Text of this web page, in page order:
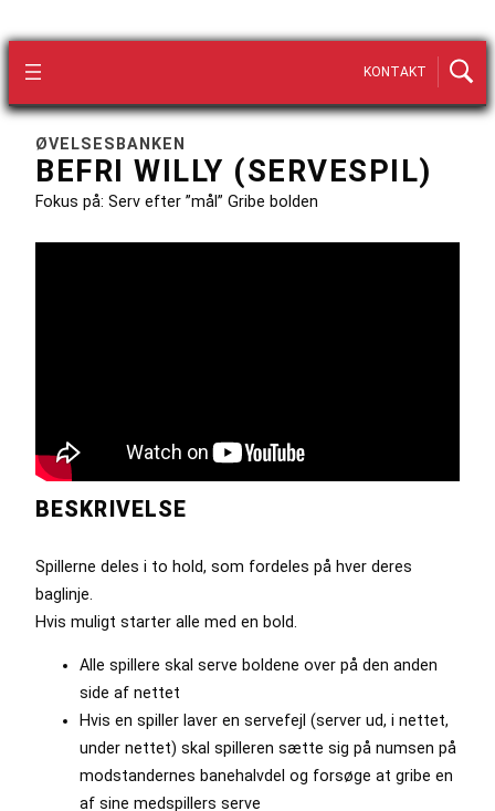
KONTAKT
ØVELSESBANKEN
BEFRI WILLY (SERVESPIL)
Fokus på: Serv efter ”mål” Gribe bolden
BESKRIVELSE
Spillerne deles i to hold, som fordeles på hver deres
baglinje.
Hvis muligt starter alle med en bold.
Alle spillere skal serve boldene over på den anden
side af nettet
Hvis en spiller laver en servefejl (server ud, i nettet,
under nettet) skal spilleren sætte sig på numsen på
modstandernes banehalvdel og forsøge at gribe en
af sine medspillers serve